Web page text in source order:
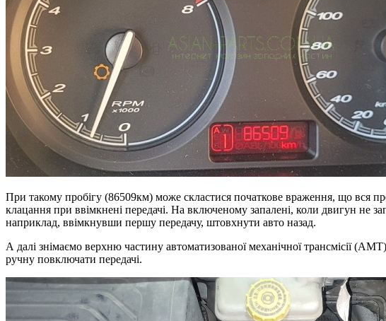
При такому пробігу (86509км) може скластися початкове враження, що вся
клацання при ввімкнені передачі. На включеному запалені, коли двигун
наприклад, ввімкнувши першу передачу, штовхнути авто назад.
А далі знімаємо верхню частину автоматизованої механічної трансмісії
ручну повключати передачі.